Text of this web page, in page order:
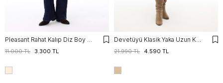
3.300 TL
11.000 TL 4.590 TL
21.990 TL